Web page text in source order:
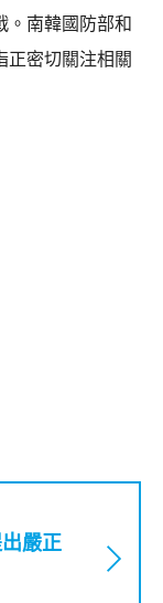
。南韓國防部和
正密切關注相關
嚴正